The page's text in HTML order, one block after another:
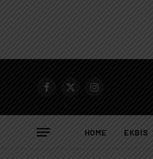
Facebook
X
Instagram
HOME EKBIS